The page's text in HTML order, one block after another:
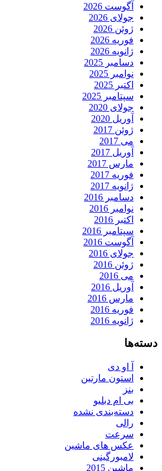
آگوست 2026
جولای 2026
ژوئن 2026
فوریه 2026
ژانویه 2026
دسامبر 2025
نوامبر 2025
اکتبر 2025
سپتامبر 2025
جولای 2020
آوریل 2020
ژوئن 2017
می 2017
آوریل 2017
مارس 2017
فوریه 2017
ژانویه 2017
دسامبر 2016
نوامبر 2016
اکتبر 2016
سپتامبر 2016
آگوست 2016
جولای 2016
ژوئن 2016
می 2016
آوریل 2016
مارس 2016
فوریه 2016
ژانویه 2016
دسته‌ها
آ او دی
استون مارتین
بنز
بی ام دبلیو
دسته‌بندی نشده
رالی
سرعت
عکس های ماشین
لامبورگینی
ماشین 2015